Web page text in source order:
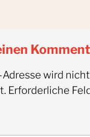
wird nicht
Erforderliche